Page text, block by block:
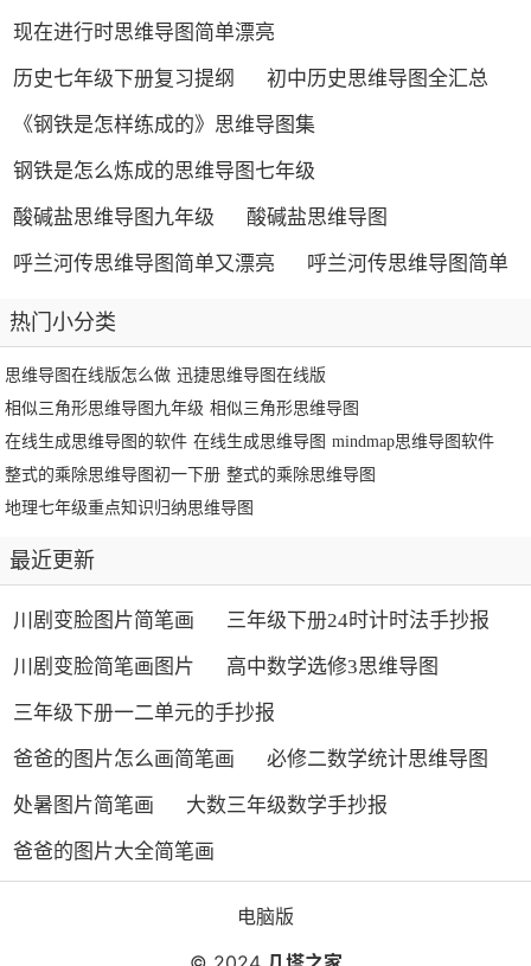
现在进行时思维导图简单漂亮
历史七年级下册复习提纲 初中历史思维导图全汇总
《钢铁是怎样练成的》思维导图集
钢铁是怎么炼成的思维导图七年级
酸碱盐思维导图九年级 酸碱盐思维导图
呼兰河传思维导图简单又漂亮 呼兰河传思维导图简单
热门小分类
思维导图在线版怎么做 迅捷思维导图在线版
相似三角形思维导图九年级 相似三角形思维导图
在线生成思维导图的软件 在线生成思维导图 mindmap思维导图软件
整式的乘除思维导图初一下册 整式的乘除思维导图
地理七年级重点知识归纳思维导图
最近更新
川剧变脸图片简笔画 三年级下册24时计时法手抄报
川剧变脸简笔画图片 高中数学选修3思维导图
三年级下册一二单元的手抄报
爸爸的图片怎么画简笔画 必修二数学统计思维导图
处暑图片简笔画 大数三年级数学手抄报
爸爸的图片大全简笔画
电脑版